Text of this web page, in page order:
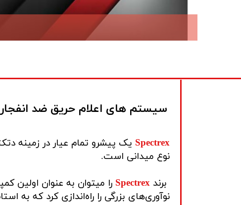
​سیستم های اعلام حریق ضد انفجار
Spectrex یک پیشرو تمام عیار در زمینه
نوع میدانی است.
برند Spectrex را میتوان به عنوان اولین
نوآوری‌های بزرگی را راه‌اندازی کرد که به